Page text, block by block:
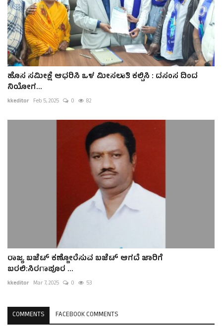
ಹೊಸ ಸಮೀಕ್ಷೆ ಆಧರಿಸಿ ಒಳ ಮೀಸಲಾತಿ ಕಲ್ಪಿಸಿ : ದಸಂಸ ದಿಂದ
ನಿಯೋಗ...
kkeditor Feb 5, 2025 0 82
ರಾಜ್ಯ ಬಜೆಟ್ ಕಣ್ಣೋರೆಸುವ ಬಜೆಟ್ ಆಗದೆ ಜಾರಿಗೆ
ಬರಲಿ:ಸಿರಗಾಪೂರ ...
kkeditor Mar 7, 2025 0 53
COMMENTS FACEBOOK COMMENTS